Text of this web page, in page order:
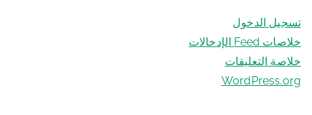
تسجيل الدخول
خلاصات Feed الإدخالات
خلاصة التعليقات
WordPress.org